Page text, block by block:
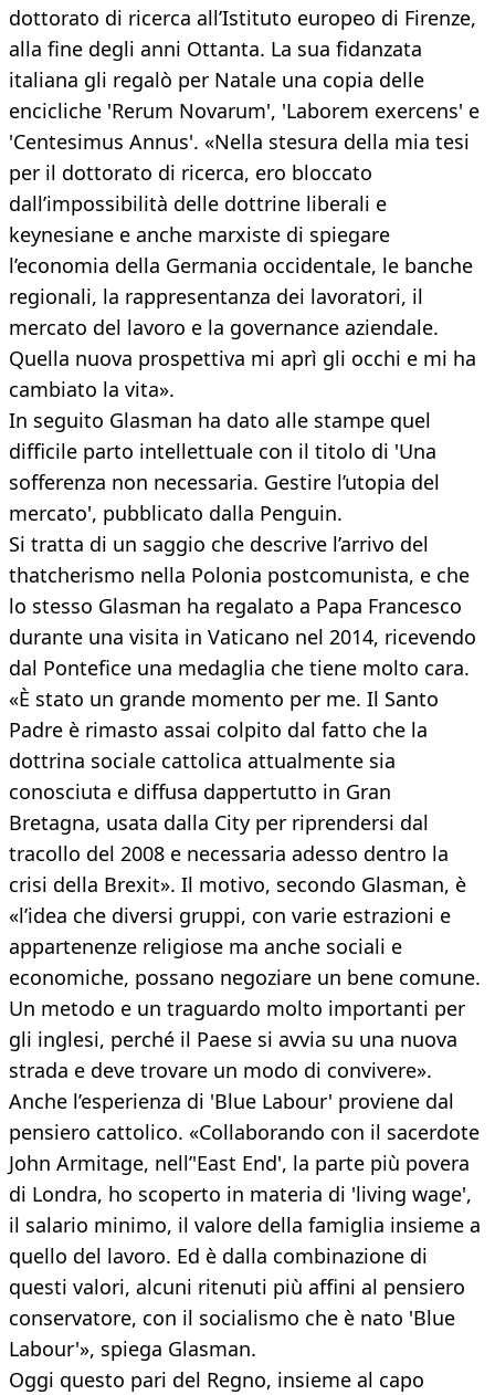
dottorato di ricerca all’Istituto europeo di Firenze,
alla fine degli anni Ottanta. La sua fidanzata
italiana gli regalò per Natale una copia delle
encicliche 'Rerum Novarum', 'Laborem exercens' e
'Centesimus Annus'. «Nella stesura della mia tesi
per il dottorato di ricerca, ero bloccato
dall’impossibilità delle dottrine liberali e
keynesiane e anche marxiste di spiegare
l’economia della Germania occidentale, le banche
regionali, la rappresentanza dei lavoratori, il
mercato del lavoro e la governance aziendale.
Quella nuova prospettiva mi aprì gli occhi e mi ha
cambiato la vita».
In seguito Glasman ha dato alle stampe quel
difficile parto intellettuale con il titolo di 'Una
sofferenza non necessaria. Gestire l’utopia del
mercato', pubblicato dalla Penguin.
Si tratta di un saggio che descrive l’arrivo del
thatcherismo nella Polonia postcomunista, e che
lo stesso Glasman ha regalato a Papa Francesco
durante una visita in Vaticano nel 2014, ricevendo
dal Pontefice una medaglia che tiene molto cara.
«È stato un grande momento per me. Il Santo
Padre è rimasto assai colpito dal fatto che la
dottrina sociale cattolica attualmente sia
conosciuta e diffusa dappertutto in Gran
Bretagna, usata dalla City per riprendersi dal
tracollo del 2008 e necessaria adesso dentro la
crisi della Brexit». Il motivo, secondo Glasman, è
«l’idea che diversi gruppi, con varie estrazioni e
appartenenze religiose ma anche sociali e
economiche, possano negoziare un bene comune.
Un metodo e un traguardo molto importanti per
gli inglesi, perché il Paese si avvia su una nuova
strada e deve trovare un modo di convivere».
Anche l’esperienza di 'Blue Labour' proviene dal
pensiero cattolico. «Collaborando con il sacerdote
John Armitage, nell’'East End', la parte più povera
di Londra, ho scoperto in materia di 'living wage',
il salario minimo, il valore della famiglia insieme a
quello del lavoro. Ed è dalla combinazione di
questi valori, alcuni ritenuti più affini al pensiero
conservatore, con il socialismo che è nato 'Blue
Labour'», spiega Glasman.
Oggi questo pari del Regno, insieme al capo